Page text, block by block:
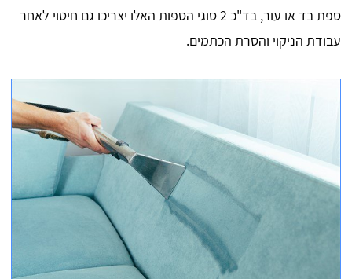
ספת בד או עור, בד"כ 2 סוגי הספות האלו יצריכו גם חיטוי לאחר
עבודת הניקוי והסרת הכתמים.